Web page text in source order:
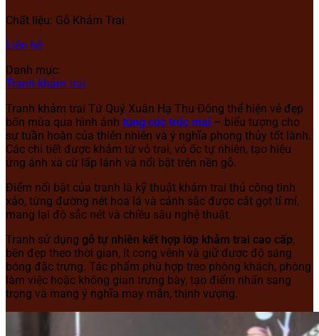
Chất liệu: Gỗ Khảm Trai
Liên hệ
Danh mục:
Tranh khảm trai
Tranh khảm trai Tứ Quý Xuân Hạ Thu Đông thể hiện vẻ đẹp
bốn mùa qua hình ảnh tùng cúc trúc mai – biểu tượng cho
sự tuần hoàn của thiên nhiên và ý nghĩa phong thủy tốt lành.
Các chi tiết được khảm từ vỏ trai, vỏ ốc tự nhiên, tạo hiệu
ứng ánh xà cừ lấp lánh và nổi bật trên nền gỗ.
Điểm nổi bật của tranh là kỹ thuật khảm trai thủ công tinh
xảo, từng đường nét hoa lá và cảnh sắc được cắt gọt tỉ mỉ,
mang lại độ sắc nét và chiều sâu nghệ thuật.
Tranh sử dụng gỗ tự nhiên kết hợp lớp khảm trai cao cấp,
bền đẹp theo thời gian, ít cong vênh và giữ được độ sáng
bóng đặc trưng. Tác phẩm phù hợp treo phòng khách, phòng
làm việc hoặc không gian trưng bày, tạo điểm nhấn sang
trọng và mang ý nghĩa may mắn, thịnh vượng.